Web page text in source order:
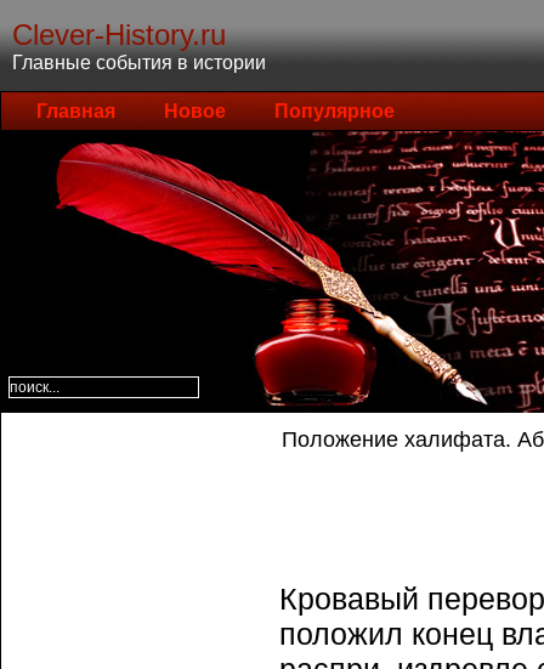
Clever-History.ru
Главные события в истории
Главная Новое Популярное
Положение халифата.
Кровавый
положил конец